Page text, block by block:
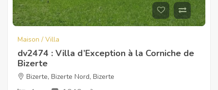
Maison / Villa
dv2474 : Villa d’Exception à la Corniche de
Bizerte
Bizerte, Bizerte Nord, Bizerte